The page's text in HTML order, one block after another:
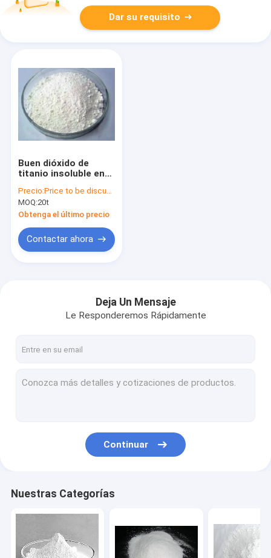
Inicio
Productos
Sobre nosotros
Dar su requisito
Buen dióxido de
titanio insoluble en
de la dispersión el
99% amarillo claro
Precio:Price to be discussed
MOQ:20t
Obtenga el último precio
Contactar ahora
Deja Un Mensaje
Le Responderemos Rápidamente
Continuar
Nuestras Categorías